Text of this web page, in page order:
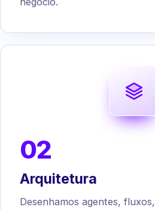
02
Arquitetura
Desenhamos agentes, fluxos,